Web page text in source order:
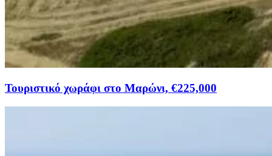
Τουριστικό χωράφι στο Μαρώνι, €225,000